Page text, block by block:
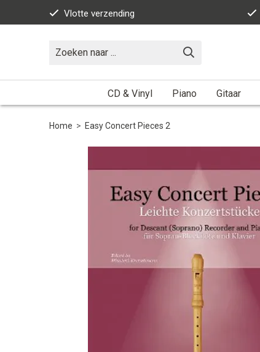
Vlotte verzending
CD & Vinyl Piano Gitaar
Home > Easy Concert Pieces 2